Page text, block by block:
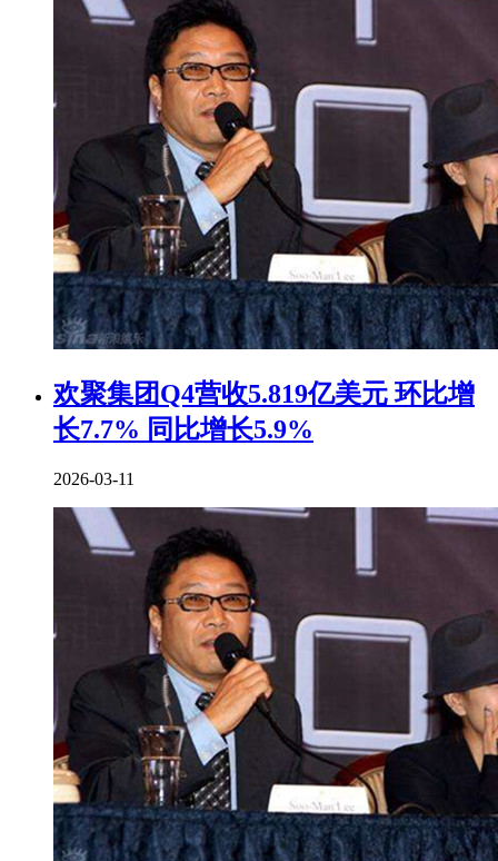
欢聚集团Q4营收5.819亿美元 环比增
长7.7% 同比增长5.9%
2026-03-11